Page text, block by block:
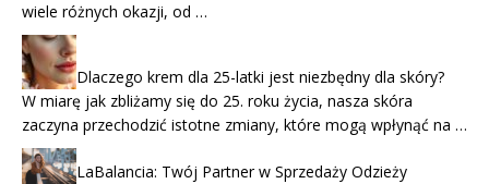
wiele różnych okazji, od …
Dlaczego krem dla 25-latki jest niezbędny dla skóry?
W miarę jak zbliżamy się do 25. roku życia, nasza skóra
zaczyna przechodzić istotne zmiany, które mogą wpłynąć na …
LaBalancia: Twój Partner w Sprzedaży Odzieży